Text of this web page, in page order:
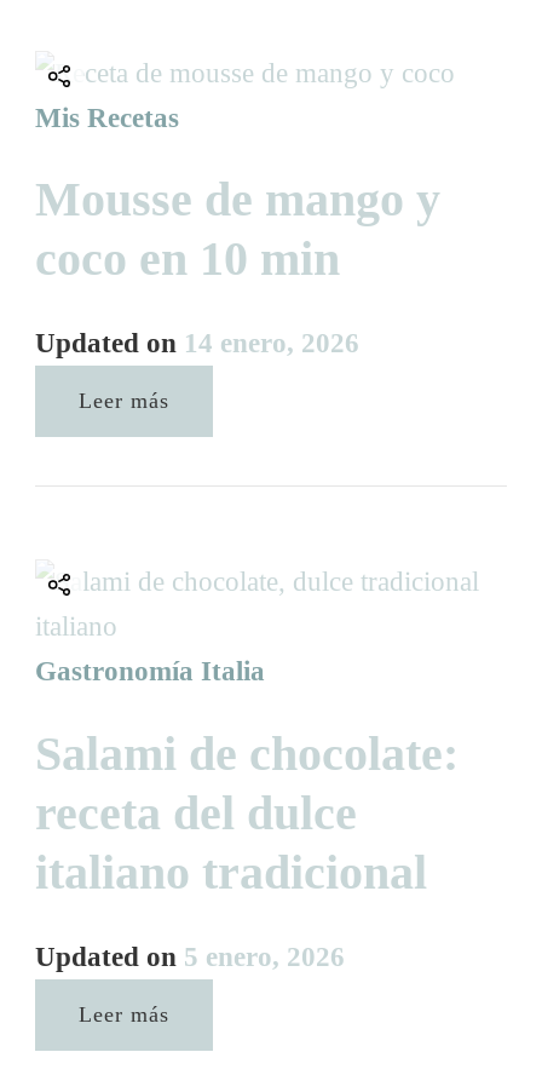
Mis Recetas
Mousse de mango y
coco en 10 min
Updated on 14 enero, 2026
Leer más
Gastronomía Italia
Salami de chocolate:
receta del dulce
italiano tradicional
Updated on 5 enero, 2026
Leer más